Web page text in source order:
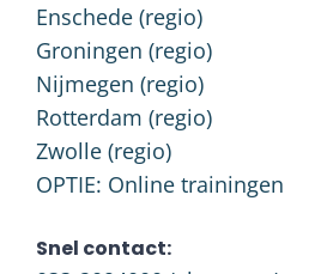
Enschede (regio)
Groningen (regio)
Nijmegen (regio)
Rotterdam (regio)
Zwolle (regio)
OPTIE: Online trainingen
Snel contact: